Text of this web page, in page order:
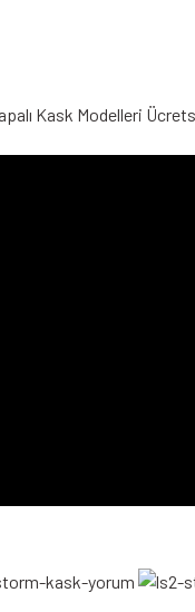
Kask Modelleri